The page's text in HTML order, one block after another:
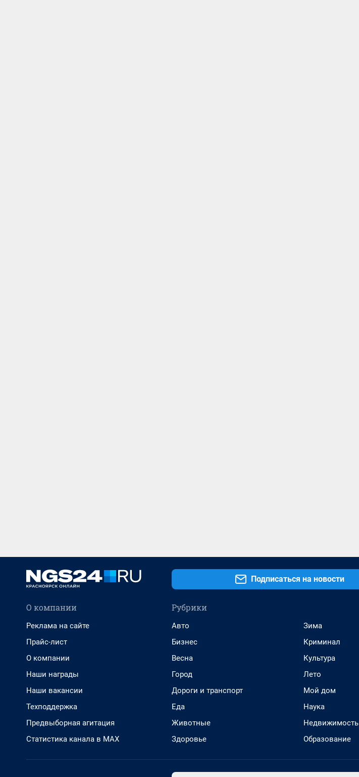
Подписаться на новости
О компании
Реклама на сайте
Прайс-лист
О компании
Наши награды
Наши вакансии
Техподдержка
Предвыборная агитация
Статистика канала в MAX
Рубрики
Авто
Бизнес
Весна
Город
Дороги и транспорт
Еда
Животные
Здоровье
Зима
Криминал
Культура
Лето
Мой дом
Наука
Недвижимость
Образование